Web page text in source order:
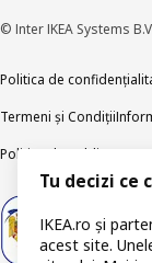
© Inter IKEA Systems
Politica de
Termeni și Condiții
Politica de publicare
Tu decizi ce
IKEA.ro și
acest site.